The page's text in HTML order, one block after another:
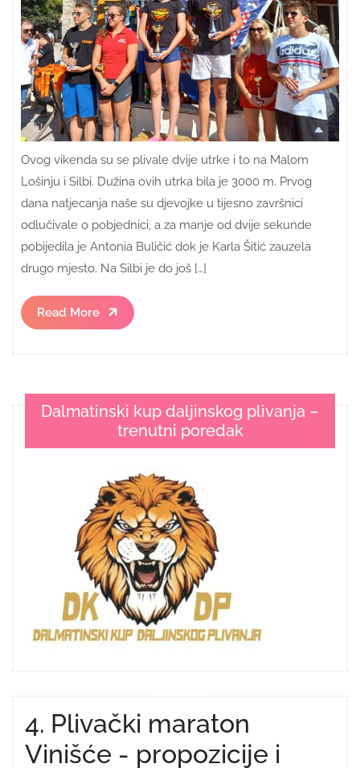
Ovog vikenda su se plivale dvije utrke i to na Malom
Lošinju i Silbi. Dužina ovih utrka bila je 3000 m. Prvog
dana natjecanja naše su djevojke u tijesno završnici
odlučivale o pobjednici, a za manje od dvije sekunde
pobijedila je Antonia Buličić dok je Karla Šitić zauzela
drugo mjesto. Na Silbi je do još […]
Read More
Read
More
Dalmatinski kup daljinskog plivanja –
trenutni poredak
4. Plivački maraton
Vinišće - propozicije i